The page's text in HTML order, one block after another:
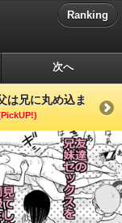
Ranking
次へ
は兄に丸め込ま